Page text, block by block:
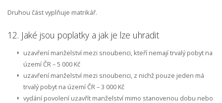
Druhou část vyplňuje matrikář.
12. Jaké jsou poplatky a jak je lze uhradit
uzavření manželství mezi snoubenci, kteří nemají trvalý pobyt na
území ČR – 5 000 Kč
uzavření manželství mezi snoubenci, z nichž pouze jeden má
trvalý pobyt na území ČR – 3 000 Kč
vydání povolení uzavřít manželství mimo stanovenou dobu nebo